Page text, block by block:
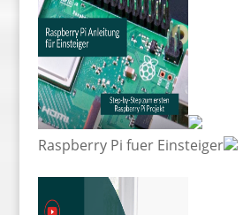
Raspberry Pi fuer Einsteiger